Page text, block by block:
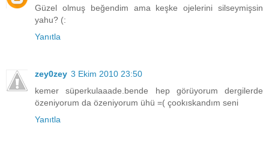
Güzel olmuş beğendim ama keşke ojelerini silseymişsin
yahu? (:
Yanıtla
zey0zey 3 Ekim 2010 23:50
kemer süperkulaaade.bende hep görüyorum dergilerde
özeniyorum da özeniyorum ühü =( çookıskandım seni
Yanıtla